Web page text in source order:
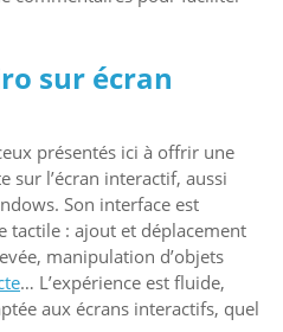
sur écran
présentés ici à offrir une
sur l’écran interactif, aussi
Son interface est
: ajout et déplacement
manipulation d’objets
… L’expérience est fluide,
aux écrans interactifs, quel